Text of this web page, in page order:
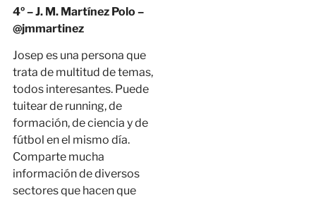
4º – J. M. Martínez Polo –
@jmmartinez
Josep es una persona que
trata de multitud de temas,
todos interesantes. Puede
tuitear de running, de
formación, de ciencia y de
fútbol en el mismo día.
Comparte mucha
información de diversos
sectores que hacen que